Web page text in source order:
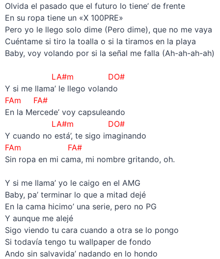
Olvida el pasado que el futuro lo tiene’ de frente
En su ropa tiene un «X 100PRE»
Pero yo le llego solo dime (Pero dime), que no me vaya
Cuéntame si tiro la toalla o si la tiramos en la playa
Baby, voy volando por si la señal me falla (Ah-ah-ah-ah)
LA#m DO#
Y si me llama’ le llego volando
FAm FA#
En la Mercede’ voy capsuleando
LA#m DO#
Y cuando no está’, te sigo imaginando
FAm FA#
Sin ropa en mi cama, mi nombre gritando, oh.
Y si me llama’ yo le caigo en el AMG
Baby, pa’ terminar lo que a mitad dejé
En la cama hicimo’ una serie, pero no PG
Y aunque me alejé
Sigo viendo tu cara cuando a otra se lo pongo
Si todavía tengo tu wallpaper de fondo
Ando sin salvavida’ nadando en lo hondo